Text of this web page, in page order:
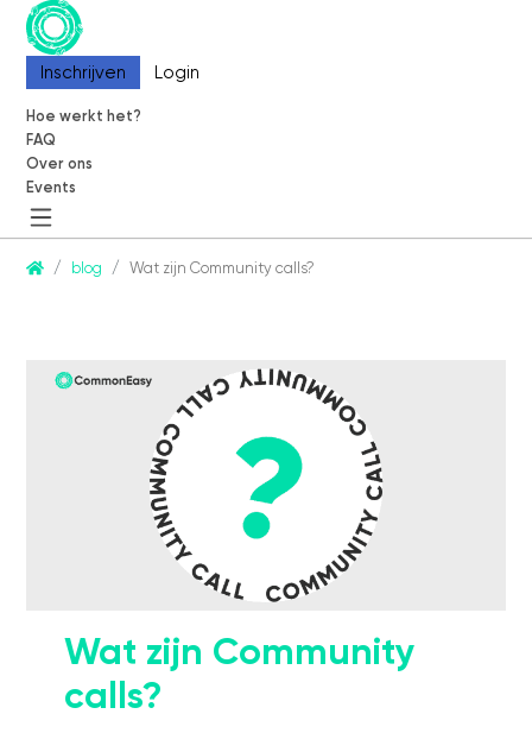
Inschrijven Login
Hoe werkt het?
FAQ
Over ons
Events
CommonEasy
Blog
Informatie
Hoe werkt het?
Netwerk
Netwerk
Inschrijven Login
Hoe werkt het?
FAQ
Over ons
Events
blog Wat zijn Community calls?
Wat zijn Community
calls?